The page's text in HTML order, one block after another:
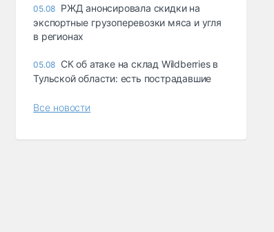
05.08 РЖД анонсировала скидки на
экспортные грузоперевозки мяса и угля
в регионах
05.08 СК об атаке на склад Wildberries в
Тульской области: есть пострадавшие
Все новости